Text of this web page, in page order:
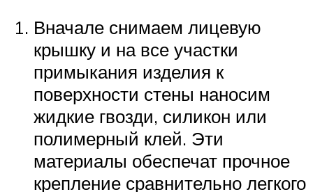
Вначале снимаем лицевую
крышку и на все участки
примыкания изделия к
поверхности стены наносим
жидкие гвозди, силикон или
полимерный клей. Эти
материалы обеспечат прочное
крепление сравнительно легкого